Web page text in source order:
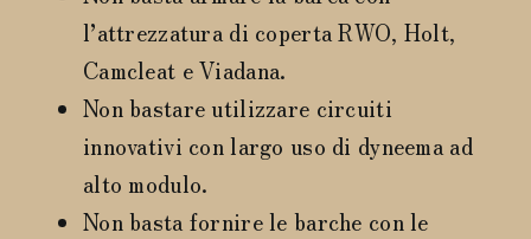
l’attrezzatura di coperta RWO, Holt,
Camcleat e Viadana.
Non bastare utilizzare circuiti
innovativi con largo uso di dyneema ad
alto modulo.
Non basta fornire le barche con le